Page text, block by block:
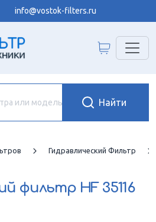
info@vostok-filters.ru
Гидравлический Фильтр
фильтр HF 35116